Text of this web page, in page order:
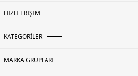
HIZLI ERİŞİM
KATEGORİLER
MARKA GRUPLARI